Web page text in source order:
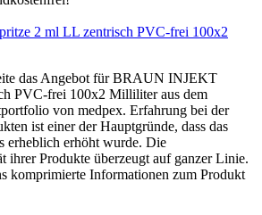
das Angebot für BRAUN INJEKT
PVC-frei 100x2 Milliliter aus dem
von medpex. Erfahrung bei der
ist einer der Hauptgründe, dass das
erheblich erhöht wurde. Die
ihrer Produkte überzeugt auf ganzer Linie.
komprimierte Informationen zum Produkt